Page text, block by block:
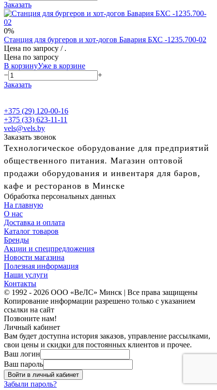
Заказать
0%
Станция для бургеров и хот-догов Бавария БХС -1235.700-02
Цена по запросу / .
Цена по запросу
В корзинуУже в корзине
−
+
Заказать
+375 (29) 120-00-16
+375 (33) 623-11-11
vels@vels.by
Заказать звонок
Технологическое оборудование для предприятий
общественного питания. Магазин оптовой
продажи оборудования и инвентаря для баров,
кафе и ресторанов в Минске
Обработка персональных данных
На главную
О нас
Доставка и оплата
Каталог товаров
Бренды
Акции и спецпредложения
Новости магазина
Полезная информация
Наши услуги
Контакты
© 1992 - 2026 ООО «ВеЛС» Минск | Все права защищены
Копирование информации разрешено только с указанием
ссылки на сайт
Позвоните нам!
Личный кабинет
Вам будет доступна история заказов, управление рассылками,
свои цены и скидки для постоянных клиентов и прочее.
Ваш логин
Ваш пароль
Войти в личный кабинет
Забыли пароль?